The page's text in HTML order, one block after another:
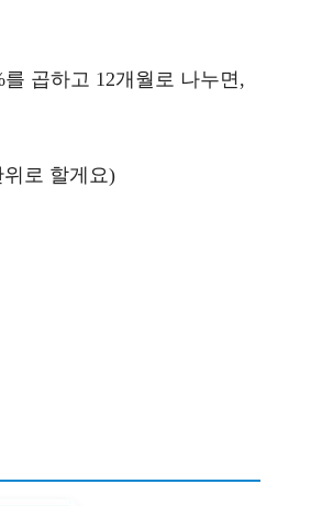
곱하고 12개월로 나누면,
로 할게요)